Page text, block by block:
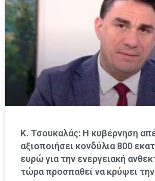
Κ. Τσουκαλάς: Η κυβέρνηση
αξιοποιήσει κονδύλια 800
ευρώ για την ενεργειακή
τώρα προσπαθεί να κρύψει